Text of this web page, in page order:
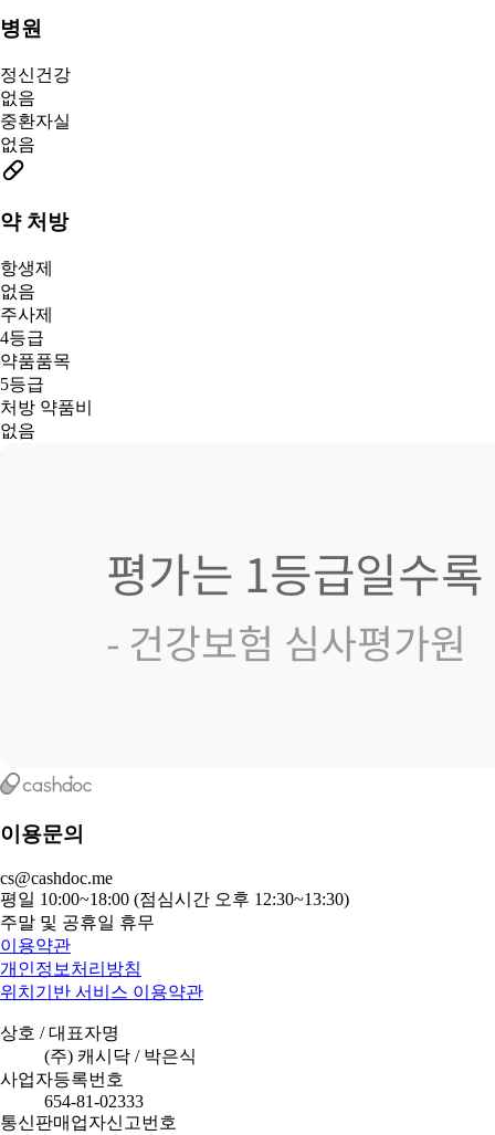
병원
정신건강
없음
중환자실
없음
약 처방
항생제
없음
주사제
4등급
약품품목
5등급
처방 약품비
없음
이용문의
cs@cashdoc.me
평일 10:00~18:00 (점심시간 오후 12:30~13:30)
주말 및 공휴일 휴무
이용약관
개인정보처리방침
위치기반 서비스 이용약관
상호 / 대표자명
(주) 캐시닥 / 박은식
사업자등록번호
654-81-02333
통신판매업자신고번호